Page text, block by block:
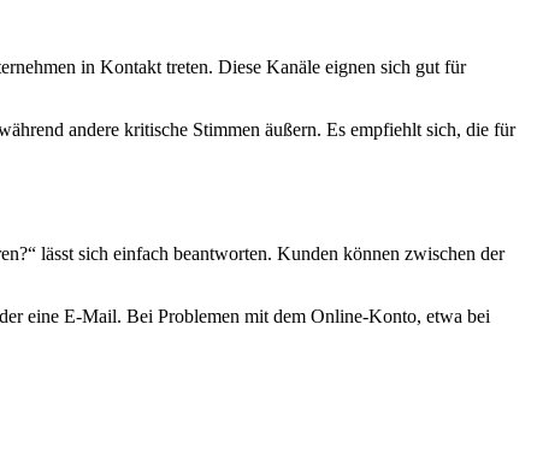
in Kontakt treten. Diese Kanäle eignen sich gut für
andere kritische Stimmen äußern. Es empfiehlt sich, die für
lässt sich einfach beantworten. Kunden können zwischen der
eine E-Mail. Bei Problemen mit dem Online-Konto, etwa bei